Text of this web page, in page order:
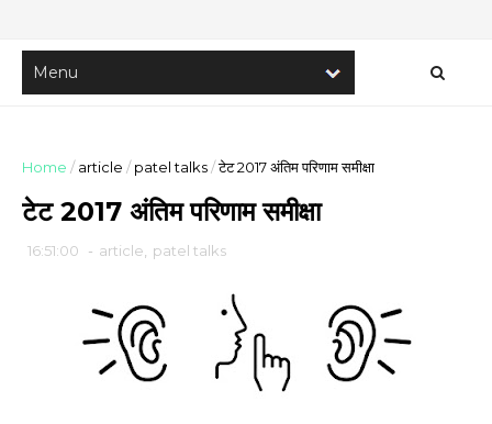
Home / article / patel talks/टेट 2017 अंतिम परिणाम समीक्षा
टेट 2017 अंतिम परिणाम समीक्षा
16:51:00 - article patel talks